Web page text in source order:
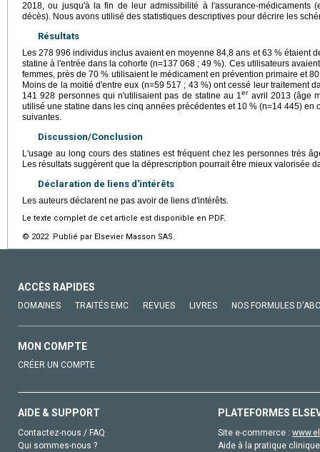
2018, ou jusqu'à la fin de leur admissibilité à l'assurance-médicaments
décès). Nous avons utilisé des statistiques descriptives pour décrire les
Résultats
Les 278 996 individus inclus avaient en moyenne 84,8 ans et 63 % étaient
statine à l'entrée dans la cohorte (n=137 068 ; 49 %). Ces utilisateurs
femmes, près de 70 % utilisaient le médicament en prévention primaire et
Moins de la moitié d'entre eux (n=59 517 ; 43 %) ont cessé leur traitement
141 928 personnes qui n'utilisaient pas de statine au 1eravril 2013 (âge
utilisé une statine dans les cinq années précédentes et 10 % (n=14 445) en
suivantes.
Discussion/Conclusion
L'usage au long cours des statines est fréquent chez les personnes très
Les résultats suggèrent que la déprescription pourrait être mieux valorisée
Déclaration de liens d'intérêts
Les auteurs déclarent ne pas avoir de liens d'intérêts.
Le texte complet de cet article est disponible en PDF.
© 2022 Publié par Elsevier Masson SAS.
ACCÈS RAPIDES
DOMAINES TRAITÉS EMC REVUES LIVRES NOS FORMULES
MON COMPTE
CRÉER UN COMPTE
AIDE & SUPPORT
Contactez-nous / FAQ
Qui sommes-nous ?
PLATEFORMES
Site e-commerce :
Aide à la pratique